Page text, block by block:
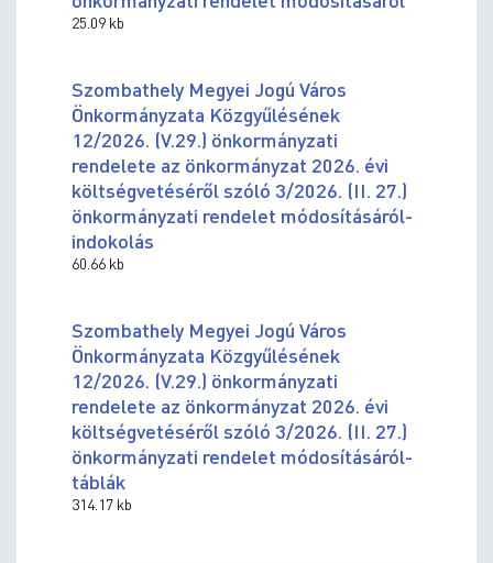
25.09 kb
Szombathely Megyei Jogú Város
Önkormányzata Közgyűlésének
12/2026. (V.29.) önkormányzati
rendelete az önkormányzat 2026. évi
költségvetéséről szóló 3/2026. (II. 27.)
önkormányzati rendelet módosításáról-
indokolás
60.66 kb
Szombathely Megyei Jogú Város
Önkormányzata Közgyűlésének
12/2026. (V.29.) önkormányzati
rendelete az önkormányzat 2026. évi
költségvetéséről szóló 3/2026. (II. 27.)
önkormányzati rendelet módosításáról-
táblák
314.17 kb